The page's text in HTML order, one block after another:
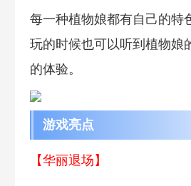
每一种植物娘都有自己的特
玩的时候也可以听到植物娘
的体验。
游戏亮点
【华丽退场】